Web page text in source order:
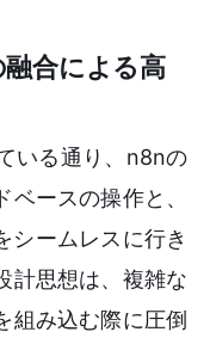
合による高
いる通り、n8nの
ースの操作と、
ームレスに行き
計思想は、複雑な
組み込む際に圧倒